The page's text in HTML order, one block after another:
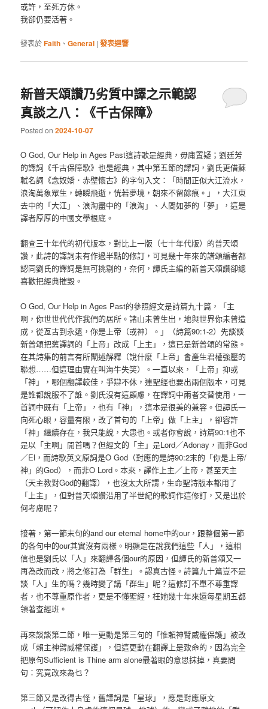
或許，至死方休。
我卻仍要活著。
發表於Faith 、General |發表迴響
新普天頌讚乃劣質中譯之示範認
真談之八：《千古保障》
Posted on2024-10-07
O God, Our Help in Ages Past這詩歌是經典，毋庸置疑；劉廷芳
的譯詞《千古保障歌》也是經典，其中第五節的譯詞，劉氏更借蘇
軾名詞《念奴嬌．赤壁懷古》的字句入文：「時間正似大江流水，
浪淘萬象眾生，轉瞬飛逝，恍若夢境，朝來不留餘痕。」，大江東
去中的「大江」、浪淘盡中的「浪淘」、人間如夢的「夢」，這是
譯者厚厚的中國文學根底。
翻查三十年代的初代版本，對比上一版（七十年代版）的普天頌
讚，此詩的譯詞未有作過半點的修訂，可見幾十年來的譜頌編者都
認同劉氏的譯詞是無可挑剔的，奈何，譚氏主編的新普天頌讚卻總
喜歡把經典摧毀。
O God, Our Help in Ages Past的參照經文是詩篇九十篇，「主
啊，你世世代代作我們的居所。諸山未曾生出，地與世界你未曾造
成，從亙古到永遠，你是上帝（或神）。」（詩篇90:1-2）先談談
新普頌把舊譯詞的「上帝」改成「上主」，這已是新普頌的常態。
在其詩集的前言有所闡述解釋（說什麼「上帝」會產生君權強壓的
聯想……但這理由實在叫海牛失笑）。一直以來，「上帝」抑或
「神」，哪個翻譯較佳，爭辯不休，連聖經也要出兩個版本，可見
是誰都說服不了誰。劉氏沒有這顧慮，在譯詞中兩者交替使用，一
首詞中既有「上帝」，也有「神」，這本是很美的兼容。但譚氏一
向死心眼，容量有限，改了首句的「上帝」做「上主」，卻容許
「神」繼續存在，我只能說，大患也。或者你會說，詩篇90:1也不
是以「主啊」開首嗎？但經文的「主」是Lord／Adonay，而非God
／El，而詩歌英文原詞是O God（對應的是詩90:2末的「你是上帝/
神」的God），而非O Lord。本來，譯作上主／上帝，甚至天主
（天主教對God的翻譯），也沒太大所謂，生命聖詩版本都用了
「上主」，但對普天頌讚沿用了半世紀的歌詞作這修訂，又是出於
何考慮呢？
接著，第一節末句的and our eternal home中的our，跟整個第一節
的各句中的our其實沒有兩樣。明顯是在說我們這些「人」，這相
信也是劉氏以「人」來翻譯各個our的原因，但譚氏的新普頌又一
再為改而改，將之修訂為「群生」。認真古怪。詩篇九十篇豈不是
談「人」生的嗎？幾時變了講「群生」呢？這修訂不單不尊重譯
者，也不尊重原作者，更是不懂聖經，枉她幾十年來還每星期五都
領著查經班。
再來談談第二節，唯一更動是第三句的「惟賴神臂威權保護」被改
成「賴主神臂威權保護」，但這更動在翻譯上是致命的，因為完全
把原句Sufficient is Thine arm alone最著眼的意思抹掉，真要問
句：究竟改來為乜？
第三節又是改得古怪，舊譯詞是「星球」，應是對應原文